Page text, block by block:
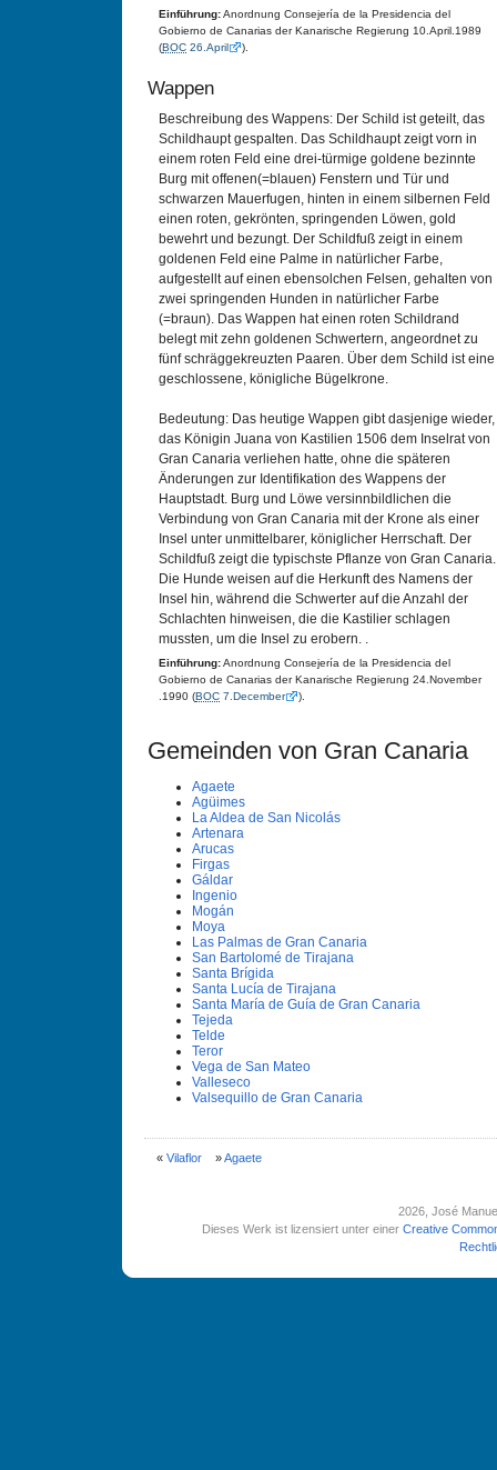
Einführung:Anordnung Consejería de la Presidencia del
Gobierno de Canarias der Kanarische Regierung 10.April.1989
(BOC 26.April ).
Wappen
Beschreibung des Wappens: Der Schild ist geteilt, das
Schildhaupt gespalten. Das Schildhaupt zeigt vorn in
einem roten Feld eine drei-türmige goldene bezinnte
Burg mit offenen(=blauen) Fenstern und Tür und
schwarzen Mauerfugen, hinten in einem silbernen Feld
einen roten, gekrönten, springenden Löwen, gold
bewehrt und bezungt. Der Schildfuß zeigt in einem
goldenen Feld eine Palme in natürlicher Farbe,
aufgestellt auf einen ebensolchen Felsen, gehalten von
zwei springenden Hunden in natürlicher Farbe
(=braun). Das Wappen hat einen roten Schildrand
belegt mit zehn goldenen Schwertern, angeordnet zu
fünf schräggekreuzten Paaren. Über dem Schild ist eine
geschlossene, königliche Bügelkrone.
Bedeutung: Das heutige Wappen gibt dasjenige wieder,
das Königin Juana von Kastilien 1506 dem Inselrat von
Gran Canaria verliehen hatte, ohne die späteren
Änderungen zur Identifikation des Wappens der
Hauptstadt. Burg und Löwe versinnbildlichen die
Verbindung von Gran Canaria mit der Krone als einer
Insel unter unmittelbarer, königlicher Herrschaft. Der
Schildfuß zeigt die typischste Pflanze von Gran Canaria.
Die Hunde weisen auf die Herkunft des Namens der
Insel hin, während die Schwerter auf die Anzahl der
Schlachten hinweisen, die die Kastilier schlagen
mussten, um die Insel zu erobern. .
Einführung:Anordnung Consejería de la Presidencia del
Gobierno de Canarias der Kanarische Regierung 24.November
.1990 (BOC 7.December ).
Gemeinden von Gran Canaria
Agaete
Agüimes
La Aldea de San Nicolás
Artenara
Arucas
Firgas
Gáldar
Ingenio
Mogán
Moya
Las Palmas de Gran Canaria
San Bartolomé de Tirajana
Santa Brí­gida
Santa Lucí­a de Tirajana
Santa Marí­a de Guí­a de Gran Canaria
Tejeda
Telde
Teror
Vega de San Mateo
Valleseco
Valsequillo de Gran Canaria
« Vilaflor»Agaete
2026 , José
Dieses Werk ist lizensiert unter einer Creative